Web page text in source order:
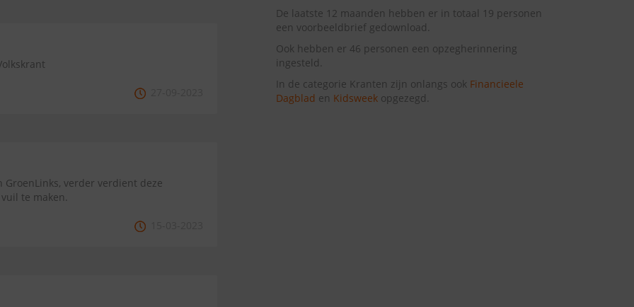
verder verdient deze
te maken.
De laatste 12 maanden hebben er in totaal 19 personen
een voorbeeldbrief gedownload.
Ook hebben er 46 personen een opzegherinnering
ingesteld.
In de categorie Kranten zijn onlangs ook Financieele
Dagblad en Kidsweekopgezegd.